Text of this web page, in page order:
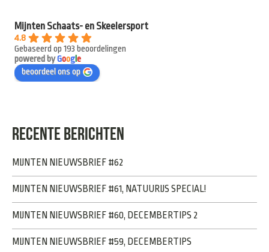
Mijnten Schaats- en Skeelersport
4.8
Gebaseerd op 193 beoordelingen
powered byGooge
beoordeel ons op
RECENTE BERICHTEN
MIJNTEN NIEUWSBRIEF #62
MIJNTEN NIEUWSBRIEF #61, NATUURIJS SPECIAL!
MIJNTEN NIEUWSBRIEF #60, DECEMBERTIPS 2
MIJNTEN NIEUWSBRIEF #59, DECEMBERTIPS